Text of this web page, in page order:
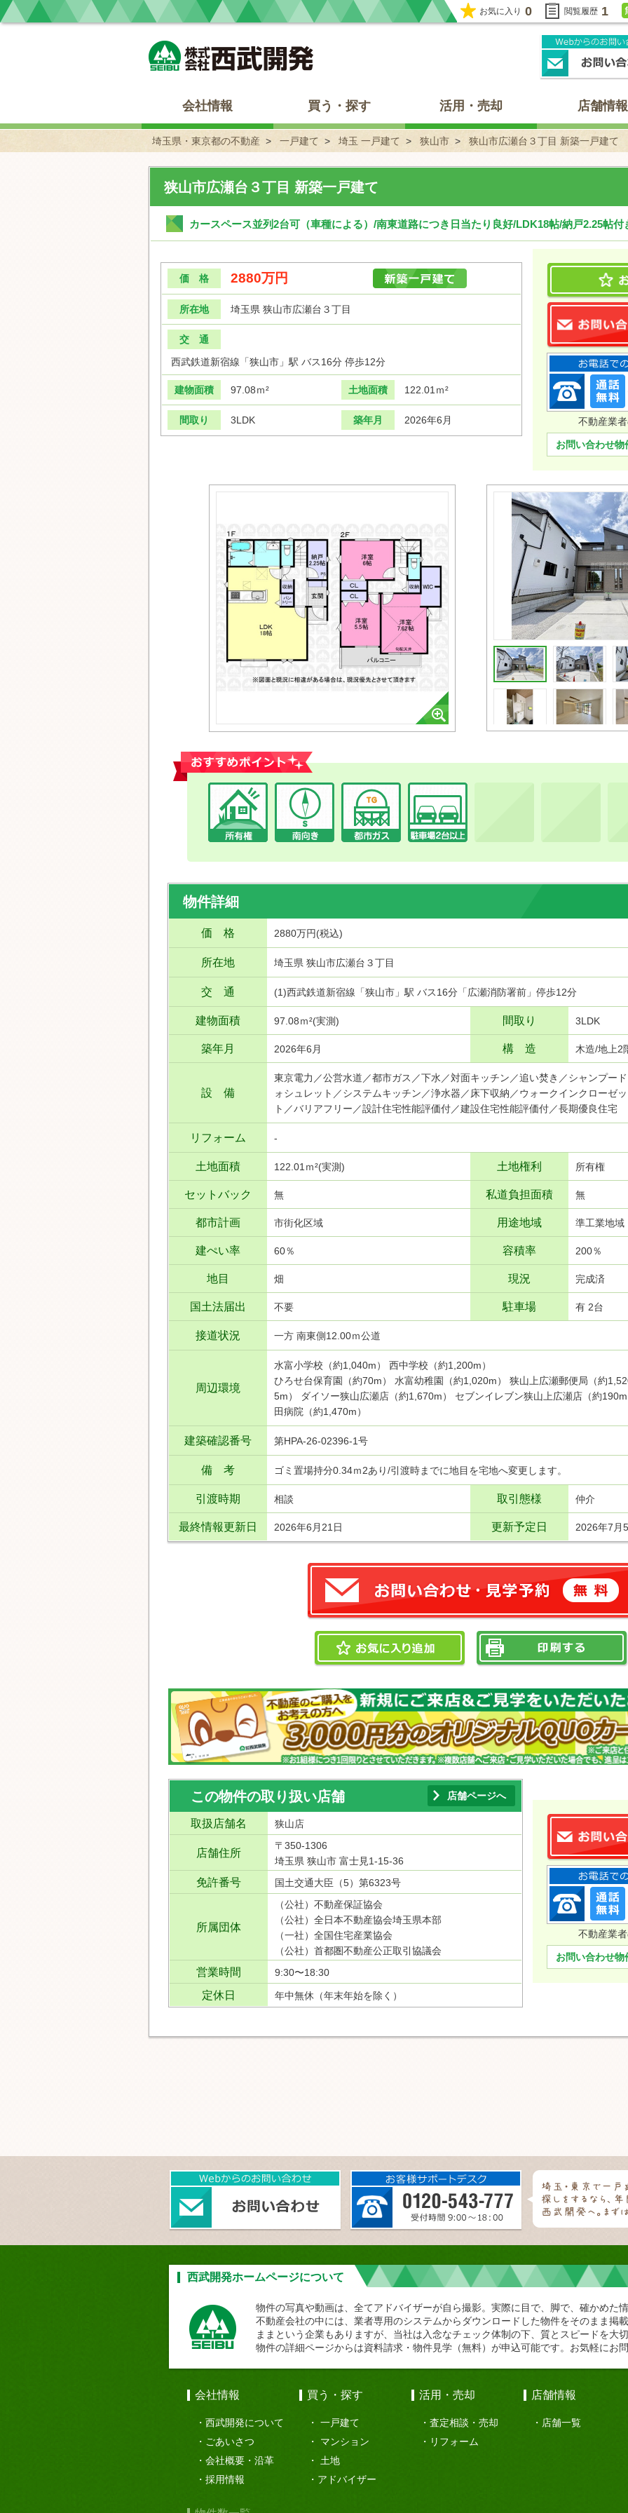
お気に入り 0 閲覧履歴 1
会社情報 買う・探す 活用・売却 店舗情報
埼玉県・東京都の不動産 一戸建て 埼玉 一戸建て 狭山市 狭山市広瀬台３丁目 新築一戸建て
狭山市広瀬台３丁目 新築一戸建て
カースペース並列2台可（車種による）/南東道路につき日当たり良好/LDK18帖/納戸2.25帖付
価 格 2880万円
所在地 埼玉県 狭山市広瀬台３丁目
交 通
西武鉄道新宿線「狭山市」駅 バス16分 停歩12分
建物面積 97.08ｍ² 土地面積 122.01ｍ²
間取り 3LDK 築年月 2026年6月 不動産業
お問い合わせ物
おすすめポイント
物件詳細
価 格 2880万円(税込)
所在地 埼玉県 狭山市広瀬台３丁目
交 通 (1)西武鉄道新宿線「狭山市」駅 バス16分「広瀬消防署前」停歩12分
建物面積 97.08ｍ²(実測) 間取り 3LDK
築年月 2026年6月 構 造 木造/地上2
設 備
東京電力／公営水道／都市ガス／下水／対面キッチン／追い焚き／シャンプー
ォシュレット／システムキッチン／浄水器／床下収納／ウォークインクローゼ
ト／バリアフリー／設計住宅性能評価付／建設住宅性能評価付／長期優良住宅
リフォーム -
土地面積 122.01ｍ²(実測) 土地権利 所有権
セットバック 無 私道負担面積 無
都市計画 市街化区域 用途地域 準工業地域
建ぺい率 60％ 容積率 200％
地目 畑 現況 完成済
国土法届出 不要 駐車場 有 2台
接道状況 一方 南東側12.00ｍ公道
周辺環境
水富小学校（約1,040m） 西中学校（約1,200m）
ひろせ台保育園（約70m） 水富幼稚園（約1,020m） 狭山上広瀬郵便局（約
5m） ダイソー狭山広瀬店（約1,670m） セブンイレブン狭山上広瀬店（約
田病院（約1,470m）
建築確認番号 第HPA-26-02396-1号
備 考 ゴミ置場持分0.34ｍ2あり/引渡時までに地目を宅地へ変更します。
引渡時期 相談 取引態様 仲介
最終情報更新日 2026年6月21日 更新予定日 2026年7月
この物件の取り扱い店舗 店舗ページへ
取扱店舗名 狭山店
店舗住所
〒350-1306
埼玉県 狭山市 富士見1-15-36
免許番号 国土交通大臣（5）第6323号
所属団体
（公社）不動産保証協会
（公社）全日本不動産協会埼玉県本部
（一社）全国住宅産業協会
（公社）首都圏不動産公正取引協議会
営業時間 9:30〜18:30
定休日 年中無休（年末年始を除く）
不動産業
お問い合わせ物
西武開発ホームページについて
物件の写真や動画は、全てアドバイザーが自ら撮影。実際に目で、脚で、確かめた
不動産会社の中には、業者専用のシステムからダウンロードした物件をそのまま掲
ままという企業もありますが、当社は入念なチェック体制の下、質とスピードを大
物件の詳細ページからは資料請求・物件見学（無料）が申込可能です。お気軽にお
会社情報
西武開発について
ごあいさつ
会社概要・沿革
採用情報
買う・探す
一戸建て
マンション
土地
アドバイザー
活用・売却
査定相談・売却
リフォーム
店舗情報
店舗一覧